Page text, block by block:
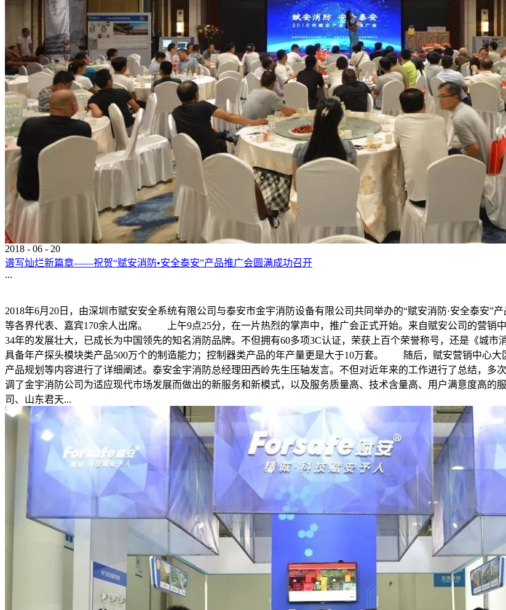
2018 - 06 - 20
谱写灿烂新篇章——祝贺“赋安消防•安全泰安”产品推广会圆满成功召开
...
2018年6月20日，由深圳市赋安安全系统有限公司与泰安市金宇消防设备有限公司共同举办的“赋安消防·安全泰安
等各界代表、嘉宾170余人出席。 上午9点25分，在一片热烈的掌声中，推广会正式开始。来自赋安公司的营销
34年的发展壮大，已成长为中国领先的知名消防品牌。不但拥有60多项3C认证，荣获上百个荣誉称号，还是《城
具备年产探头模块类产品500万个的制造能力；控制器类产品的年产量更是大于10万套。 随后，赋安营销中心大
产品规划等内容进行了详细阐述。泰安金宇消防总经理田西岭先生压轴发言。不但对近年来的工作进行了总结，多
调了金宇消防公司为适应现代市场发展而做出的新服务和新模式，以及服务质量高、技术含量高、用户满意度
司、山东君天...